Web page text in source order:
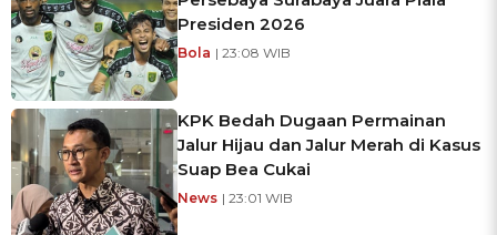
Presiden 2026
Bola | 23:08 WIB
KPK Bedah Dugaan Permainan
Jalur Hijau dan Jalur Merah di Kasus
Suap Bea Cukai
News | 23:01 WIB